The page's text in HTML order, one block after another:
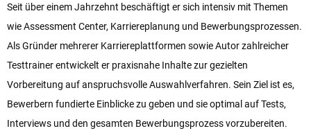
Seit über einem Jahrzehnt beschäftigt er sich intensiv mit Themen
wie Assessment Center, Karriereplanung und Bewerbungsprozessen.
Als Gründer mehrerer Karriereplattformen sowie Autor zahlreicher
Testtrainer entwickelt er praxisnahe Inhalte zur gezielten
Vorbereitung auf anspruchsvolle Auswahlverfahren. Sein Ziel ist es,
Bewerbern fundierte Einblicke zu geben und sie optimal auf Tests,
Interviews und den gesamten Bewerbungsprozess vorzubereiten.